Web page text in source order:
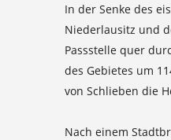
In der Senke des
Niederlausitz und
Passstelle quer
des Gebietes um
von Schlieben die
Nach einem